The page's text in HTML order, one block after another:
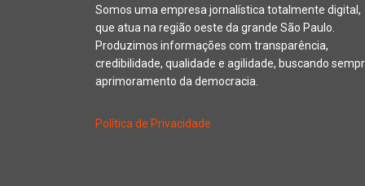
Somos uma empresa jornalística totalmente digital,
que atua na região oeste da grande São Paulo.
Produzimos informações com transparência,
credibilidade, qualidade e agilidade, buscando
aprimoramento da democracia.
Política de Privacidade